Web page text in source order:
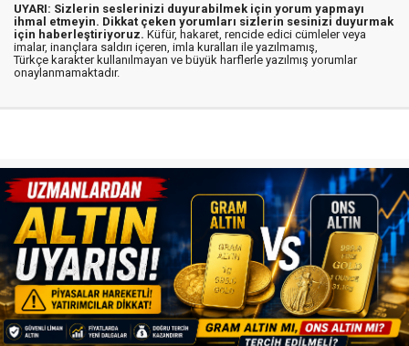
UYARI: Sizlerin seslerinizi duyurabilmek için yorum yapmayı
ihmal etmeyin. Dikkat çeken yorumları sizlerin sesinizi duyurmak
için haberleştiriyoruz. Küfür, hakaret, rencide edici cümleler veya
imalar, inançlara saldırı içeren, imla kuralları ile yazılmamış,
Türkçe karakter kullanılmayan ve büyük harflerle yazılmış yorumlar
onaylanmamaktadır.